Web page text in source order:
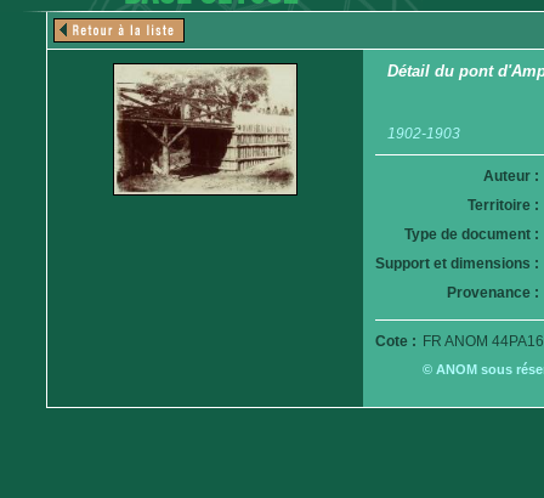
Détail du pont
1902-1903
Auteur :
Territoire :
Type de document :
Support et dimensions :
Provenance :
Cote : FR ANOM
© ANOM sous